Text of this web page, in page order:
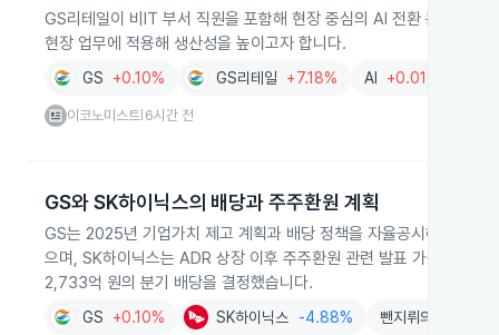
GS리테일이 비IT 부서 직원을 포함해 현장 중심의 AI 전환 문화를
현장 업무에 적용해 생산성을 높이고자 합니다.
GS +0.10% GS리테일 +7.18% AI +0.01%
이코노미스트 6시간 전
GS와 SK하이닉스의 배당과 주주환원 계획
GS는 2025년 기업가치 제고 계획과 배당 정책을 자율공시해 보통
으며, SK하이닉스는 ADR 상장 이후 주주환원 관련 발표 가능성과
2,733억 원의 분기 배당을 결정했습니다.
GS +0.10% SK하이닉스 -4.88% 뺀지뤼의 SKLab.(